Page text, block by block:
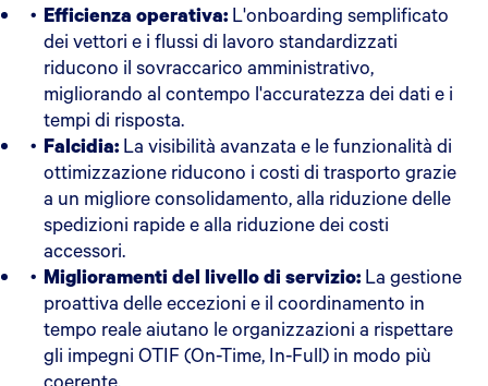
Efficienza operativa: L'onboarding semplificato
dei vettori e i flussi di lavoro standardizzati
riducono il sovraccarico amministrativo,
migliorando al contempo l'accuratezza dei dati e i
tempi di risposta.
Falcidia: La visibilità avanzata e le funzionalità di
ottimizzazione riducono i costi di trasporto grazie
a un migliore consolidamento, alla riduzione delle
spedizioni rapide e alla riduzione dei costi
accessori.
Miglioramenti del livello di servizio: La gestione
proattiva delle eccezioni e il coordinamento in
tempo reale aiutano le organizzazioni a rispettare
gli impegni OTIF (On-Time, In-Full) in modo più
coerente.